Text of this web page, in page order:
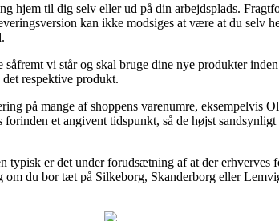
hjem til dig selv eller ud på din arbejdsplads.
kan ikke modsiges at være at du selv
vi står og skal bruge dine nye produkter
respektive produkt.
på mange af shoppens varenumre, eksempelvis
et angivent tidspunkt, så de højst
typisk er det under forudsætning af at der erhverves
du bor tæt på Silkeborg, Skanderborg eller